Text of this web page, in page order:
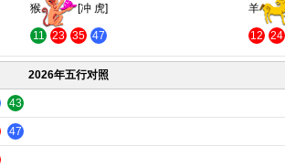
猴 [冲 虎]
11 23 35 47
羊
12 24
2026年五行对照
43
47